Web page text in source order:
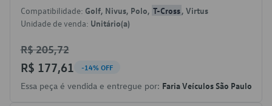
Compatibilidade: Golf, Nivus, Polo, T-Cross, Virtus
Unidade de venda: Unitário(a)
R$ 205,72
R$ 177,61 -14% OFF
Essa peça é vendida e entregue por: Faria Veículos São Paulo